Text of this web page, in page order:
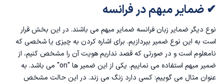
✔ ضمایر مبهم در فرانسه
نوع دیگر ضمایر زبان فرانسه ضمایر مبهم می باشند. در این بخش قرار
است به این نوع ضمیر بپردازیم. برای اشاره کردن به چیزی یا شخصی که
نامعلوم است و در صورتی که قصد نداریم هویت آن را مشخص کنیم، از
ضمیر مبهم استفاده می نماییم. یکی از این ضمیر ها "on" می باشد. به
عنوان مثال می گوییم: کسی دارد زنگ می زند. در این حالت مشخص